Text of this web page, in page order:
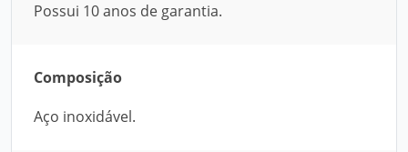
Possui 10 anos de garantia.
Composição
Aço inoxidável.